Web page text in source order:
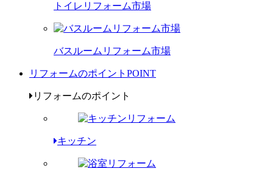
トイレリフォーム市場
バスルームリフォーム市場
リフォームのポイント POINT
リフォームのポイント
キッチン